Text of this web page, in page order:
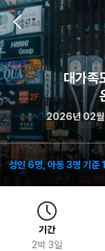
대가족
2026년 02월
성인 6명, 아동 3명 기
기간
2박 3일